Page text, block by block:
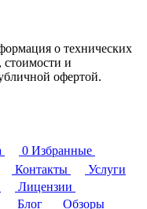
о технических
стоимости и
офертой.
0 Избранные
Контакты
Услуги
Лицензии
Блог Обзоры